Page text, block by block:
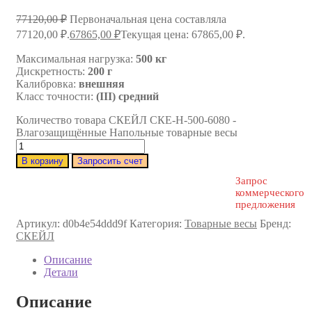
77120,00₽ Первоначальная цена составляла
77120,00 ₽.67865,00 ₽Текущая цена: 67865,00 ₽.
Максимальная нагрузка: 500 кг
Дискретность: 200 г
Калибровка: внешняя
Класс точности: (III) средний
Количество товара СКЕЙЛ СКЕ-Н-500-6080 -
Влагозащищённые Напольные товарные весы
В корзину Запросить счет
Запрос
коммерческого
предложения
Артикул: d0b4e54ddd9f Категория: Товарные весы Бренд:
СКЕЙЛ
Описание
Детали
Описание